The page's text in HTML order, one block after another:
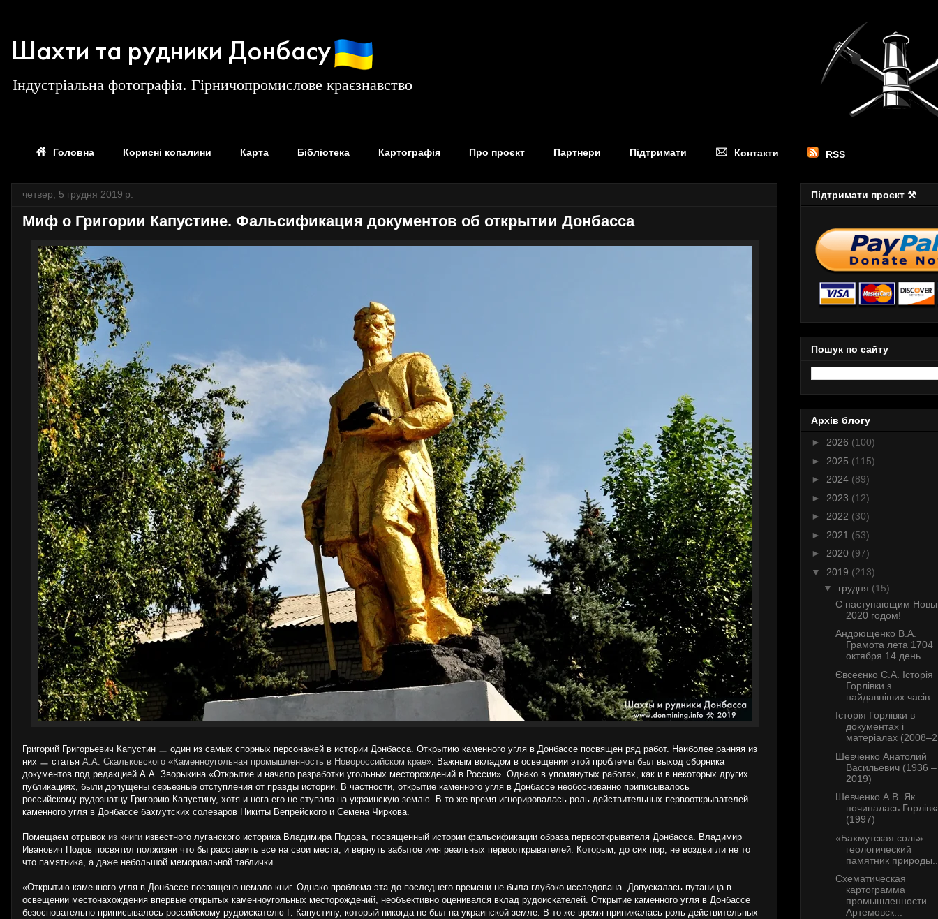
Шахти та рудники Донбасу
Індустріальна фотографія. Гірничопромислове краєзнавство
Головна Корисні копалини Карта Бібліотека Картографія Про проєкт Партнери Підтримати Контакти RSS
четвер, 5 грудня 2019 р.
Миф о Григории Капустине. Фальсификация документов об открытии Донбасса
Григорий Григорьевич Капустин ㅡ один из самых спорных персонажей в истории Донбасса. Открытию каменного угля в Донбассе посвящен ряд работ. Наиболее ранняя из
них ㅡ статья А.А. Скальковского «Каменноугольная промышленность в Новороссийском крае». Важным вкладом в освещении этой проблемы был выход сборника
документов под редакцией А.А. Зворыкина «Открытие и начало разработки угольных месторождений в России». Однако в упомянутых работах, как и в некоторых других
публикациях, были допущены серьезные отступления от правды истории. В частности, открытие каменного угля в Донбассе необоснованно приписывалось
российскому рудознатцу Григорию Капустину, хотя и нога его не ступала на украинскую землю. В то же время игнорировалась роль действительных первооткрывателей
каменного угля в Донбассе бахмутских солеваров Никиты Вепрейского и Семена Чиркова.
Помещаем отрывок из книги известного луганского историка Владимира Подова, посвященный истории фальсификации образа первооткрывателя Донбасса. Владимир
Иванович Подов посвятил полжизни что бы расставить все на свои места, и вернуть забытое имя реальных первооткрывателей. Которым, до сих пор, не воздвигли не то
что памятника, а даже небольшой мемориальной таблички.
«Открытию каменного угля в Донбассе посвящено немало книг. Однако проблема эта до последнего времени не была глубоко исследована. Допускалась путаница в
освещении местонахождения впервые открытых каменноугольных месторождений, необъективно оценивался вклад рудоискателей. Открытие каменного угля в Донбассе
безосновательно приписывалось российскому рудоискателю Г. Капустину, который никогда не был на украинской земле. В то же время принижалась роль действительных
Підтримати проєкт ⚒
Пошук по сайту
Архів блогу
► 2026 (100)
► 2025 (115)
► 2024 (89)
► 2023 (12)
► 2022 (30)
► 2021 (53)
► 2020 (97)
▼ 2019 (213)
▼ грудня (15)
С наступающим
2020 годом!
Андрющенко В.А.
Грамота лета 1704
октября 14 день....
Євсеєнко С.А. Історія
Горлівки з
найдавніших часів...
Історія Горлівки в
документах і
матеріалах
Шевченко Анатолий
Васильевич (1936 –
2019)
Шевченко А.В. Як
починалась
(1997)
«Бахмутская соль» –
геологический
памятник
Схематическая
картограмма
промышленности
Артемовск...